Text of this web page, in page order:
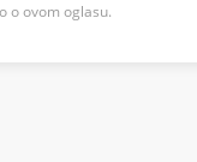
o ovom oglasu.